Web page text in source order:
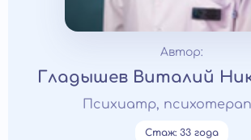
Автор:
Гладышев Виталий
Психиатр,
Стаж: 33 года